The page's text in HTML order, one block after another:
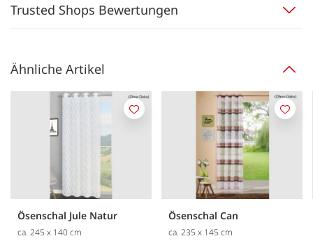
Trusted Shops Bewertungen
Ähnliche Artikel
Ösenschal Jule Natur
ca. 245 x 140 cm
Merken
Ösenschal Can
ca. 235 x 145 cm